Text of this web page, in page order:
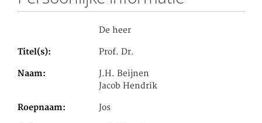
De heer
Titel(s) Prof. Dr.
Naam
J.H. Beijnen
Jacob Hendrik
Roepnaam Jos